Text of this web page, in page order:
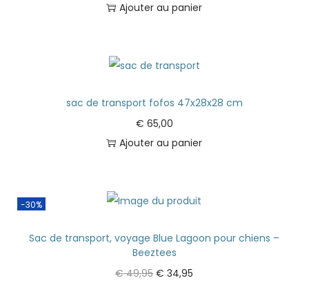
Ajouter au panier
sac de transport fofos 47x28x28 cm
€ 65,00
Ajouter au panier
-30%
Sac de transport, voyage Blue Lagoon pour chiens –
Beeztees
€49,95 € 34,95